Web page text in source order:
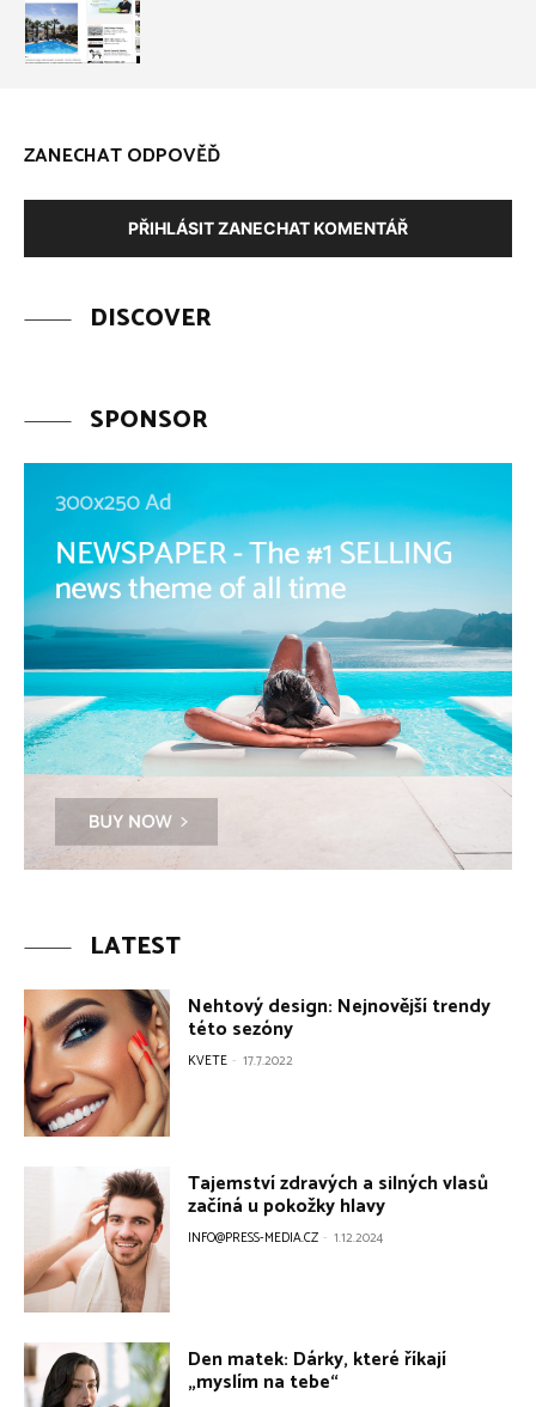
ZANECHAT ODPOVĚĎ
PŘIHLÁSIT ZANECHAT KOMENTÁŘ
DISCOVER
SPONSOR
LATEST
Nehtový design: Nejnovější trendy
této sezóny
KVETE - 17.7.2022
Tajemství zdravých a silných vlasů
začíná u pokožky hlavy
INFO@PRESS-MEDIA.CZ - 1.12.2024
Den matek: Dárky, které říkají
„myslím na tebe“